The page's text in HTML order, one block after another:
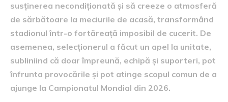
susținerea necondiționată și să creeze o atmosferă
de sărbătoare la meciurile de acasă, transformând
stadionul într-o fortăreață imposibil de cucerit. De
asemenea, selecționerul a făcut un apel la unitate,
subliniind că doar împreună, echipă și suporteri, pot
înfrunta provocările și pot atinge scopul comun de a
ajunge la Campionatul Mondial din 2026.